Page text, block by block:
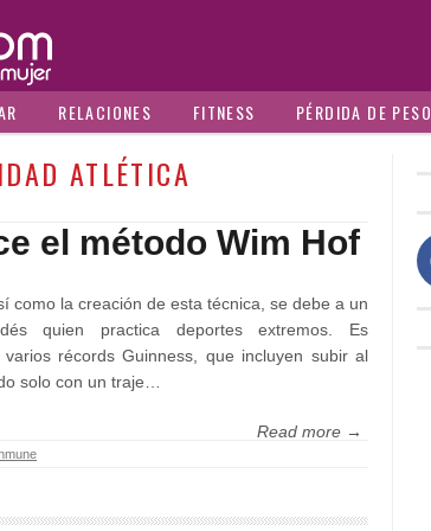
RELACIONES FITNESS PÉRDIDA DE PESO
ATLÉTICA
el método Wim Hof
como la creación de esta técnica, se debe a un
quien practica deportes extremos. Es
varios récords Guinness, que incluyen subir al
solo con un traje…
Read more →